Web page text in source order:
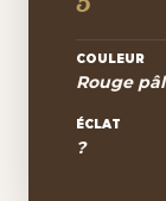
COULEUR
Rouge
ÉCLAT
?